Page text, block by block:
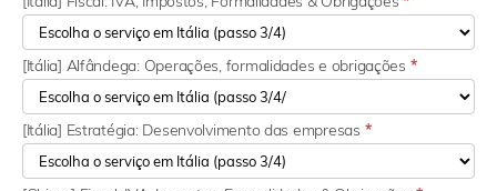
[Itália] Alfândega: Operações, formalidades e obrigações *
[Itália] Estratégia: Desenvolvimento das empresas *